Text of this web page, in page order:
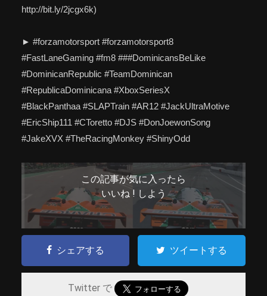
http://bit.ly/2jcgx6k)
► #forzamotorsport #forzamotorsport8
#FastLaneGaming #fm8 ###DominicansBeLike
#DominicanRepublic #TeamDominican
#RepublicaDominicana #XboxSeriesX
#BlackPanthaa #SLAPTrain #AR12 #JackUltraMotive
#EricShip111 #CToretto #DJS #DonJoewonSong
#JakeXVX #TheRacingMonkey #ShinyOdd
この記事が気に入ったら
いいね ! しよう
シェアする ツイートする
Twitter で